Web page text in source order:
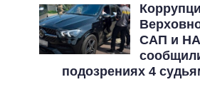
САП и
подозрениях 4